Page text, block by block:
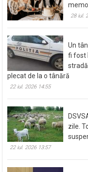
28 iul.
Un
fi fost
plecat de la o tânără
22 iul. 2026 14:55
zile.
22 iul. 2026 13:57